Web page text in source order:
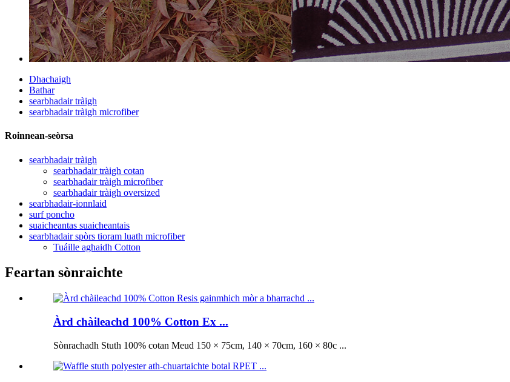
Dhachaigh
Bathar
searbhadair tràigh
searbhadair tràigh microfiber
Roinnean-seòrsa
searbhadair tràigh
searbhadair tràigh cotan
searbhadair tràigh microfiber
searbhadair tràigh oversized
searbhadair-ionnlaid
surf poncho
suaicheantas suaicheantais
searbhadair spòrs tioram luath microfiber
Tuáille aghaidh Cotton
Feartan sònraichte
Àrd chàileachd 100% Cotton Ex ...
Sònrachadh Stuth 100% cotan Meud 150 × 75cm, 140 × 70cm, 160 × 80c ...